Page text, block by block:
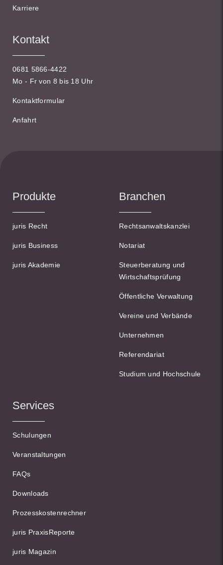
Karriere
Kontakt
0681 5866-4422
Mo - Fr von 8 bis 18 Uhr
Kontaktformular
Anfahrt
Produkte
juris Recht
juris Business
juris Akademie
Branchen
Rechtsanwaltskanzlei
Notariat
Steuerberatung und
Wirtschaftsprüfung
Öffentliche Verwaltung
Vereine und Verbände
Unternehmen
Referendariat
Studium und Hochschule
Services
Schulungen
Veranstaltungen
FAQs
Downloads
Prozesskostenrechner
juris PraxisReporte
juris Magazin